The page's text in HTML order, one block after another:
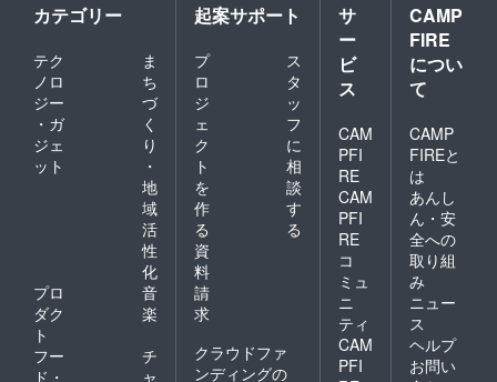
カテゴリー
テク
ノロ
ジー
・ガ
ジェ
ット
ま
ち
づ
く
り
・
地
域
活
性
化
プロ
ダク
ト
音
楽
フー
ド・
チ
ャ
起案サポート
プ
ロ
ジ
ェ
ク
ト
を
作
る
ス
タ
ッ
フ
に
相
談
す
る
資
料
請
求
クラウドファ
ンディングの
サ
ー
ビ
ス
CAM
PFI
RE
CAM
PFI
RE
コ
ミュ
ニ
ティ
CAM
PFI
CAMP
FIRE
につい
て
CAMP
FIREと
は
あんし
ん・安
全への
取り組
み
ニュー
ス
ヘルプ
お問い